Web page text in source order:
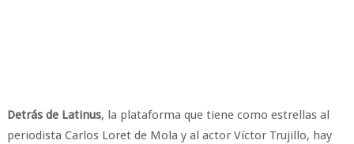
Detrás de Latinus, la plataforma que tiene como estrellas al
periodista Carlos Loret de Mola y al actor Víctor Trujillo, hay